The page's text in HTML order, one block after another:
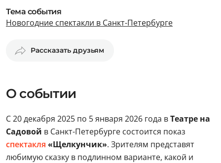
Тема события
Новогодние спектакли в Санкт-Петербурге
Рассказать друзьям
О событии
С 20 декабря 2025 по 5 января 2026 года вТеатре на
Садовой в Санкт-Петербурге состоится показ
спектакля «Щелкунчик». Зрителям представят
любимую сказку в подлинном варианте, какой и